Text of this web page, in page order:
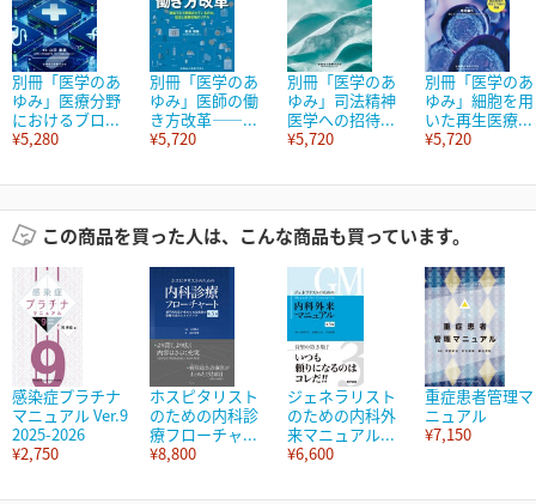
別冊「医学のあ
ゆみ」医療分野
におけるブロ...
¥5,280
別冊「医学のあ
ゆみ」医師の働
き方改革――...
¥5,720
別冊「医学のあ
ゆみ」司法精神
医学への招待...
¥5,720
別冊「医学のあ
ゆみ」細胞を用
いた再生医療...
¥5,720
この商品を買った人は、こんな商品も買っています。
感染症プラチナ
マニュアル Ver.9
2025-2026
¥2,750
ホスピタリスト
のための内科診
療フローチャ...
¥8,800
ジェネラリスト
のための内科外
来マニュアル...
¥6,600
重症患者管理マ
ニュアル
¥7,150